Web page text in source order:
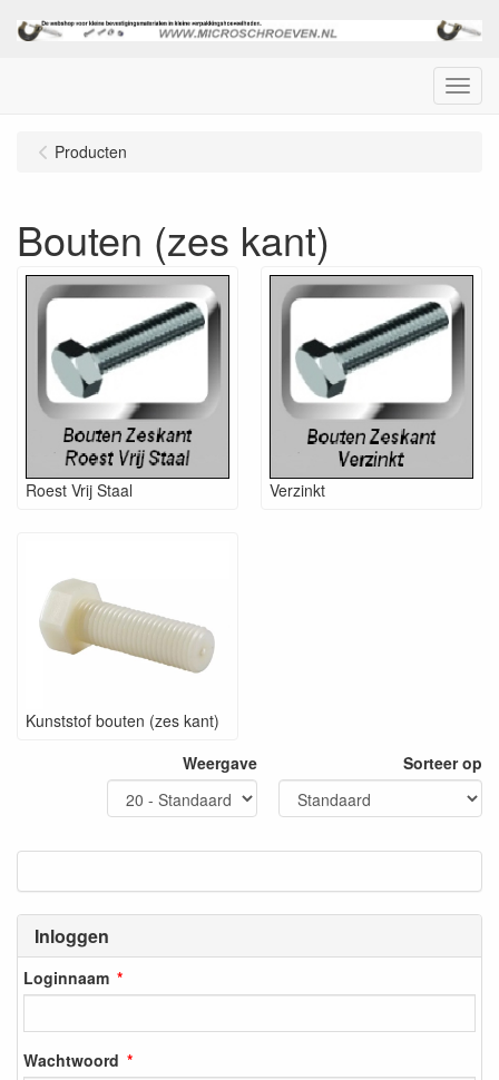
Menu
Inloggen
Loginnaam
Wachtwoord
Producten
Bouten (zes kant)
Roest Vrij Staal Verzinkt
Kunststof bouten (zes kant)
Weergave
Sorteer op